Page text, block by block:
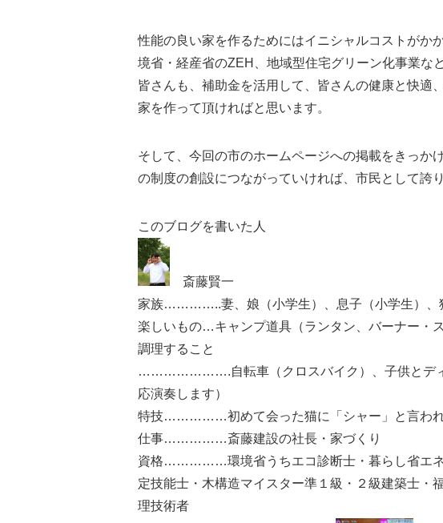
性能の良い家を作るためにはイニシャルコストがか
境省・経産省のZEH、地域型住宅グリーン化事業な
皆さんも、補助金を活用して、皆さんの健康と快適
家を作って頂ければと思います。
そして、今回の市のホームページへの掲載をきっか
の制度の創設につながっていければ、市民として誇
このブログを書いた人
斎藤賢一
家族…………..妻、娘（小学生）、息子（小学生）、
楽しいもの…キャンプ道具（ランタン、バーナー・
調理すること
………………….自転車（クロスバイク）、子供とディ
応演奏します）
特技……………初めて会った猫に「シャー」と言われ
仕事……………斎藤建設の社長・家づくり
資格……………環境省うちエコ診断士・暮らし省エネ
定技能士・木構造マイスター準１級・２級建築士・
理技術者